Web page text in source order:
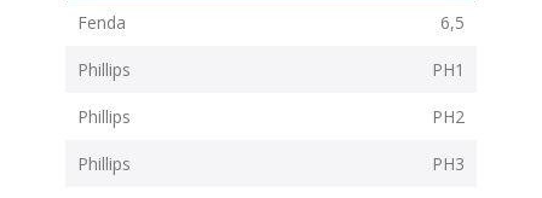
Fenda 6,5
Phillips PH1
Phillips PH2
Phillips PH3